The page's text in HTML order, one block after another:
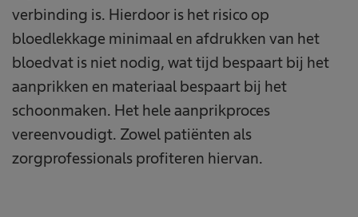
verbinding is. Hierdoor is het risico op
bloedlekkage minimaal en afdrukken van het
bloedvat is niet nodig, wat tijd bespaart bij het
aanprikken en materiaal bespaart bij het
schoonmaken. Het hele aanprikproces
vereenvoudigt. Zowel patiënten als
zorgprofessionals profiteren hiervan.